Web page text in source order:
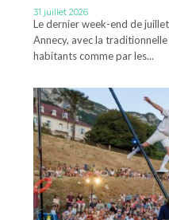
31 juillet 2026
Le dernier week-end de
Annecy, avec la
habitants comme par les...